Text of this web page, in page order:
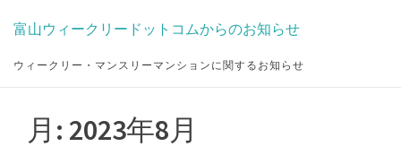
富山ウィークリードットコムからのお知らせ
ウィークリー・マンスリーマンションに関するお知らせ
月: 2023年8月